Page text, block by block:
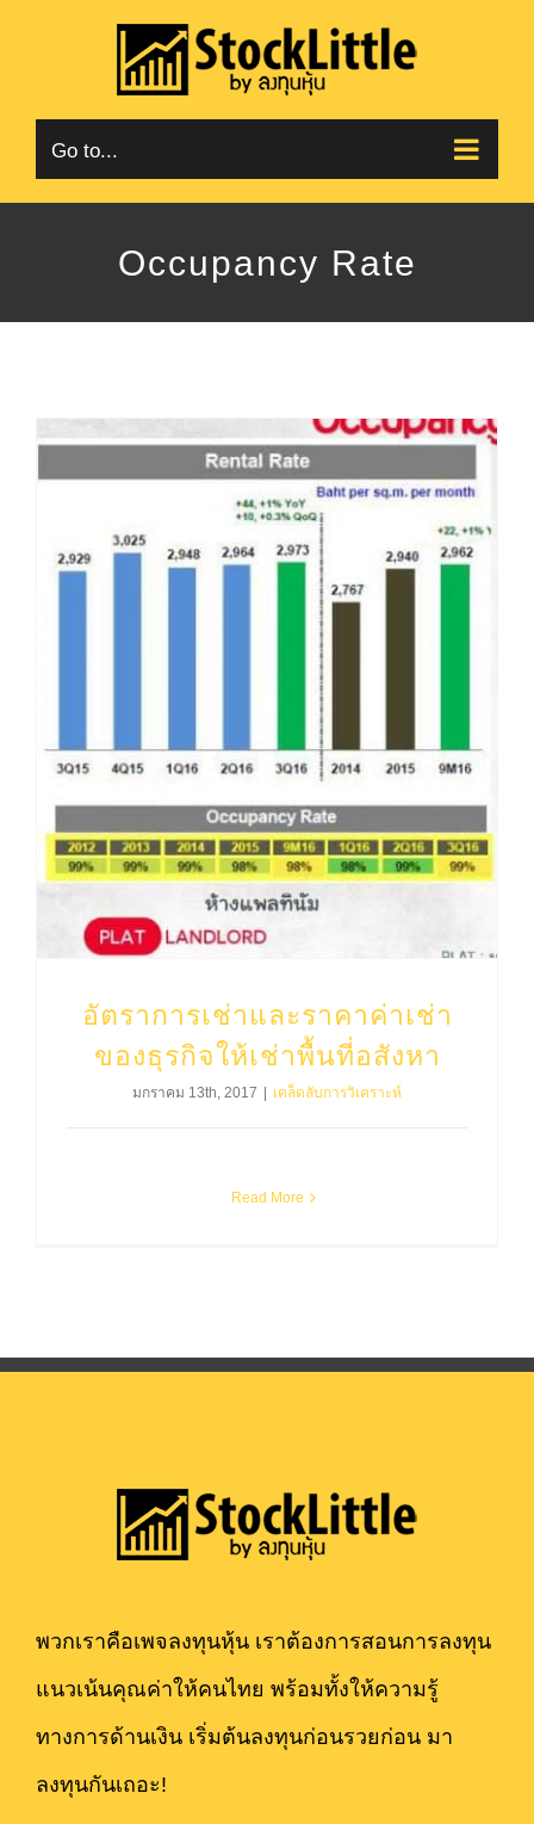
content
Go to...
Occupancy Rate
อัตราการเช่าและราคาค่าเช่า
ของธุรกิจให้เช่าพื้นที่อสังหา
มกราคม 13th, 2017 | เคล็ดลับการวิเคราะห์
Read More
พวกเราคือเพจลงทุนหุ้น เราต้องการสอนการลงทุน
แนวเน้นคุณค่าให้คนไทย พร้อมทั้งให้ความรู้
ทางการด้านเงิน เริ่มต้นลงทุนก่อนรวยก่อน มา
ลงทุนกันเถอะ!